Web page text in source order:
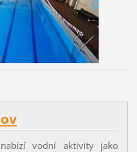
vodní aktivity jako